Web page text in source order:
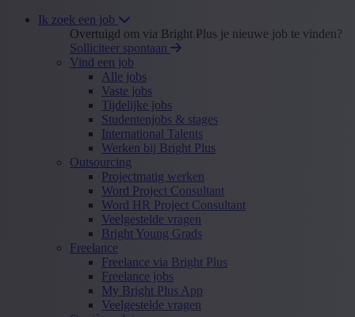
Ik zoek een job
Overtuigd om via Bright Plus je nieuwe job te vinden?
Solliciteer spontaan
Vind een job
Alle jobs
Vaste jobs
Tijdelijke jobs
Studentenjobs & stages
International Talents
Werken bij Bright Plus
Outsourcing
Projectmatig werken
Word Project Consultant
Word HR Project Consultant
Veelgestelde vragen
Bright Young Grads
Freelance
Freelance via Bright Plus
Freelance jobs
My Bright Plus App
Veelgestelde vragen